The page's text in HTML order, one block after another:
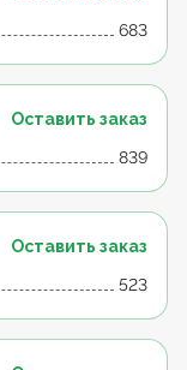
683
Оставить заказ
839
Оставить заказ
523